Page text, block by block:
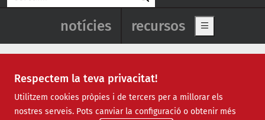
Respectem la teva privacitat!
Utilitzem cookies pròpies i de tercers per a millorar els
nostres serveis. Pots canviar la configuració o obtenir més
Navegació principal de
notícies recursos Show main
Santa Perpètua de Mogoda